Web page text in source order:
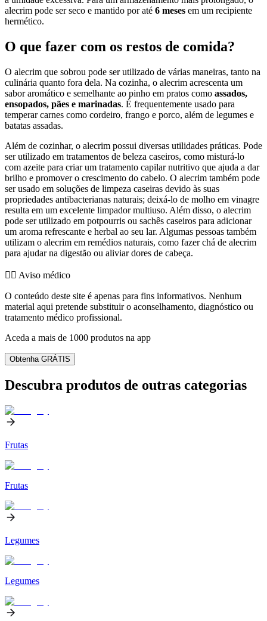
alecrim pode ser seco e mantido por até 6 meses em um recipiente
hermético.
O que fazer com os restos de comida?
O alecrim que sobrou pode ser utilizado de várias maneiras, tanto na
culinária quanto fora dela. Na cozinha, o alecrim acrescenta um
sabor aromático e semelhante ao pinho em pratos como assados,
ensopados, pães e marinadas. É frequentemente usado para
temperar carnes como cordeiro, frango e porco, além de legumes e
batatas assadas.
Além de cozinhar, o alecrim possui diversas utilidades práticas. Pode
ser utilizado em tratamentos de beleza caseiros, como misturá-lo
com azeite para criar um tratamento capilar nutritivo que ajuda a dar
brilho e promover o crescimento do cabelo. O alecrim também pode
ser usado em soluções de limpeza caseiras devido às suas
propriedades antibacterianas naturais; deixá-lo de molho em vinagre
resulta em um excelente limpador multiuso. Além disso, o alecrim
pode ser utilizado em potpourris ou sachês caseiros para adicionar
um aroma refrescante e herbal ao seu lar. Algumas pessoas também
utilizam o alecrim em remédios naturais, como fazer chá de alecrim
para ajudar na digestão ou aliviar dores de cabeça.
👨‍⚕️️ Aviso médico
O conteúdo deste site é apenas para fins informativos. Nenhum
material aqui pretende substituir o aconselhamento, diagnóstico ou
tratamento médico profissional.
Aceda a mais de 1000 produtos na app
Obtenha GRÁTIS
Descubra produtos de outras categorias
Frutas
Frutas
Legumes
Legumes